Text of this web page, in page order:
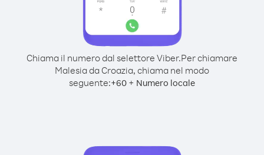
Chiama il numero dal selettore Viber.Per chiamare
Malesia da Croazia, chiama nel modo
seguente:+60 + Numero locale